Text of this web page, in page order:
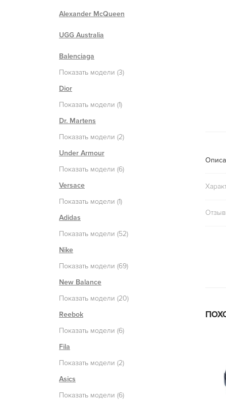
Alexander McQueen
UGG Australia
Balenciaga
Показать модели (3)
Dior
Показать модели (1)
Dr. Martens
Показать модели (2)
Under Armour
Показать модели (6)
Versace
Показать модели (1)
Adidas
Показать модели (52)
Nike
Показать модели (69)
New Balance
Показать модели (20)
Reebok
Показать модели (6)
Fila
Показать модели (2)
Asics
Показать модели (6)